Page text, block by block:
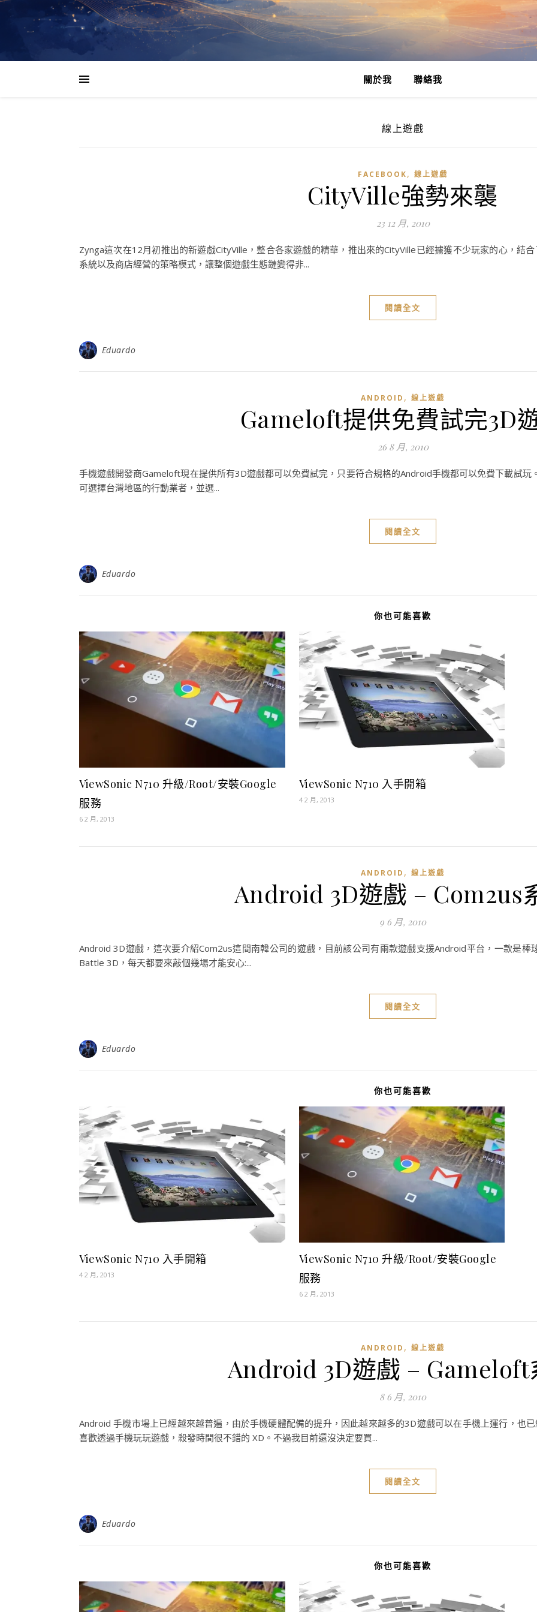
關於我 聯絡我
線上遊戲
FACEBOOK, 線上遊戲
CityVille強勢來襲
23 12 月, 2010
Zynga這次在12月初推出的新遊戲CityVille，整合各家遊戲的精華，推出來的CityVille已經擄獲不少玩家的心，結
系統以及商店經營的策略模式，讓整個遊戲生態鏈變得非...
閱讀全文
Eduardo
ANDROID , 線上遊戲
Gameloft提供免費試完3D
26 8 月, 2010
手機遊戲開發商Gameloft現在提供所有3D遊戲都可以免費試完，只要符合規格的Android手機都可以免費下載試
可選擇台灣地區的行動業者，並選...
閱讀全文
Eduardo
你也可能喜歡
ViewSonic N710 升級/Root/安裝Google
服務
6 2 月, 2013
ViewSonic N710 入手開箱
4 2 月, 2013
ANDROID , 線上遊戲
Android 3D遊戲 – Com2us
9 6 月, 2010
Android 3D遊戲，這次要介紹Com2us這間南韓公司的遊戲，目前該公司有兩款遊戲支援Android平台，一款是
Battle 3D，每天都要來敲個幾場才能安心:...
閱讀全文
Eduardo
你也可能喜歡
ViewSonic N710 入手開箱
4 2 月, 2013
ViewSonic N710 升級/Root/安裝Google
服務
6 2 月, 2013
ANDROID , 線上遊戲
Android 3D遊戲 – Gameloft
8 6 月, 2010
Android 手機市場上已經越來越普遍，由於手機硬體配備的提升，因此越來越多的3D遊戲可以在手機上運行，也
喜歡透過手機玩玩遊戲，殺發時間很不錯的 XD。不過我目前還沒決定要買...
閱讀全文
Eduardo
你也可能喜歡